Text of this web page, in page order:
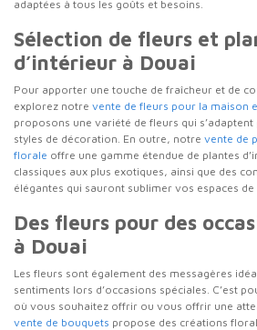
adaptées à tous les goûts et besoins.
Sélection de fleurs et
d’intérieur à Douai
Pour apporter une touche de fraîcheur et de
explorez notre vente de fleurs pour la maison
proposons une variété de fleurs qui
styles de décoration. En outre, notre vente de
florale offre une gamme étendue de plantes
classiques aux plus exotiques, ainsi que des
élégantes qui sauront sublimer vos espaces de
Des fleurs pour des
à Douai
Les fleurs sont également des messagères
sentiments lors d’occasions spéciales. C’est
où vous souhaitez offrir ou vous offrir une
vente de bouquets propose des créations